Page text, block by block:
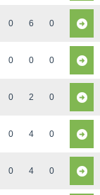
0 6 0
0 0 0
0 2 0
0 4 0
0 4 0